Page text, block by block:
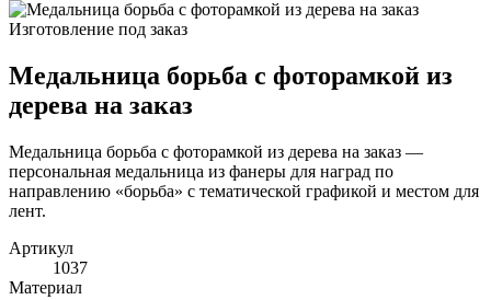
Изготовление под заказ
Медальница борьба с фоторамкой из
дерева на заказ
Медальница борьба с фоторамкой из дерева на заказ —
персональная медальница из фанеры для наград по
направлению «борьба» с тематической графикой и местом для
лент.
Артикул
1037
Материал